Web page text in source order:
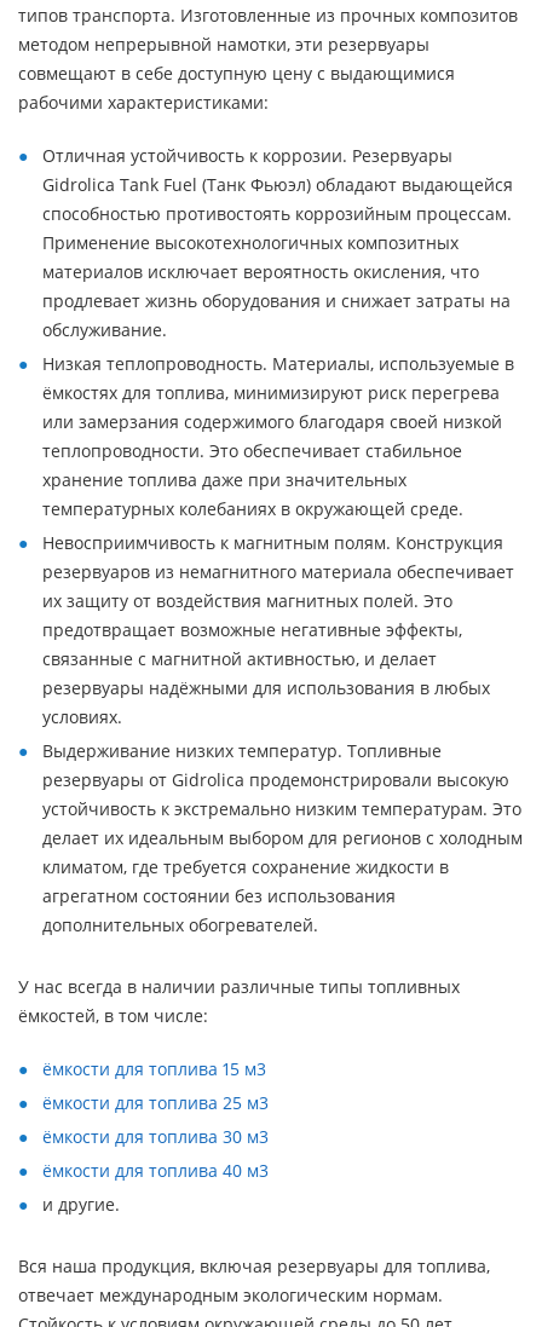
типов транспорта. Изготовленные из прочных композитов
методом непрерывной намотки, эти резервуары
совмещают в себе доступную цену с выдающимися
рабочими характеристиками:
Отличная устойчивость к коррозии. Резервуары
Gidrolica Tank Fuel (Танк Фьюэл) обладают выдающейся
способностью противостоять коррозийным процессам.
Применение высокотехнологичных композитных
материалов исключает вероятность окисления, что
продлевает жизнь оборудования и снижает затраты на
обслуживание.
Низкая теплопроводность. Материалы, используемые в
ёмкостях для топлива, минимизируют риск перегрева
или замерзания содержимого благодаря своей низкой
теплопроводности. Это обеспечивает стабильное
хранение топлива даже при значительных
температурных колебаниях в окружающей среде.
Невосприимчивость к магнитным полям. Конструкция
резервуаров из немагнитного материала обеспечивает
их защиту от воздействия магнитных полей. Это
предотвращает возможные негативные эффекты,
связанные с магнитной активностью, и делает
резервуары надёжными для использования в любых
условиях.
Выдерживание низких температур. Топливные
резервуары от Gidrolica продемонстрировали высокую
устойчивость к экстремально низким температурам. Это
делает их идеальным выбором для регионов с холодным
климатом, где требуется сохранение жидкости в
агрегатном состоянии без использования
дополнительных обогревателей.
У нас всегда в наличии различные типы топливных
ёмкостей, в том числе:
ёмкости для топлива 15 м3
ёмкости для топлива 25 м3
ёмкости для топлива 30 м3
ёмкости для топлива 40 м3
и другие.
Вся наша продукция, включая резервуары для топлива,
отвечает международным экологическим нормам.